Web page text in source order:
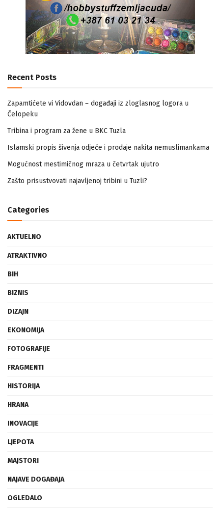
Recent Posts
Zapamtićete vi Vidovdan – događaji iz zloglasnog logora u
Čelopeku
Tribina i program za žene u BKC Tuzla
Islamski propis šivenja odjeće i prodaje nakita nemuslimankama
Mogućnost mestimičnog mraza u četvrtak ujutro
Zašto prisustvovati najavljenoj tribini u Tuzli?
Categories
AKTUELNO
ATRAKTIVNO
BIH
BIZNIS
DIZAJN
EKONOMIJA
FOTOGRAFIJE
FRAGMENTI
HISTORIJA
HRANA
INOVACIJE
LJEPOTA
MAJSTORI
NAJAVE DOGAĐAJA
OGLEDALO